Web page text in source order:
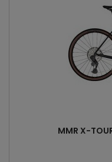
MMR X-